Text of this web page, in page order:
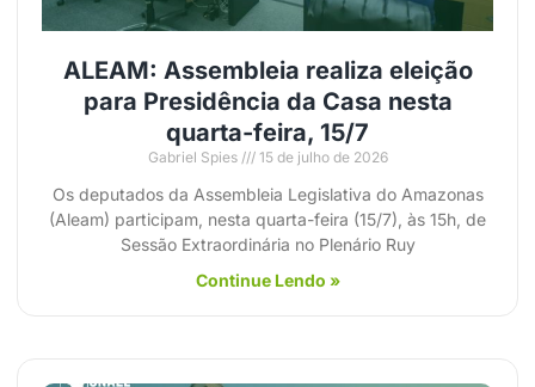
ALEAM: Assembleia realiza eleição
para Presidência da Casa nesta
quarta-feira, 15/7
Gabriel Spies 15 de julho de 2026
Os deputados da Assembleia Legislativa do Amazonas
(Aleam) participam, nesta quarta-feira (15/7), às 15h, de
Sessão Extraordinária no Plenário Ruy
Continue Lendo »